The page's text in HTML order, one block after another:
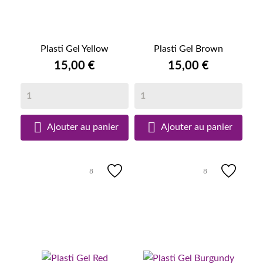
Plasti Gel Yellow
15,00 €
 Ajouter au panier
Plasti Gel Brown
15,00 €
 Ajouter au panier
8 8